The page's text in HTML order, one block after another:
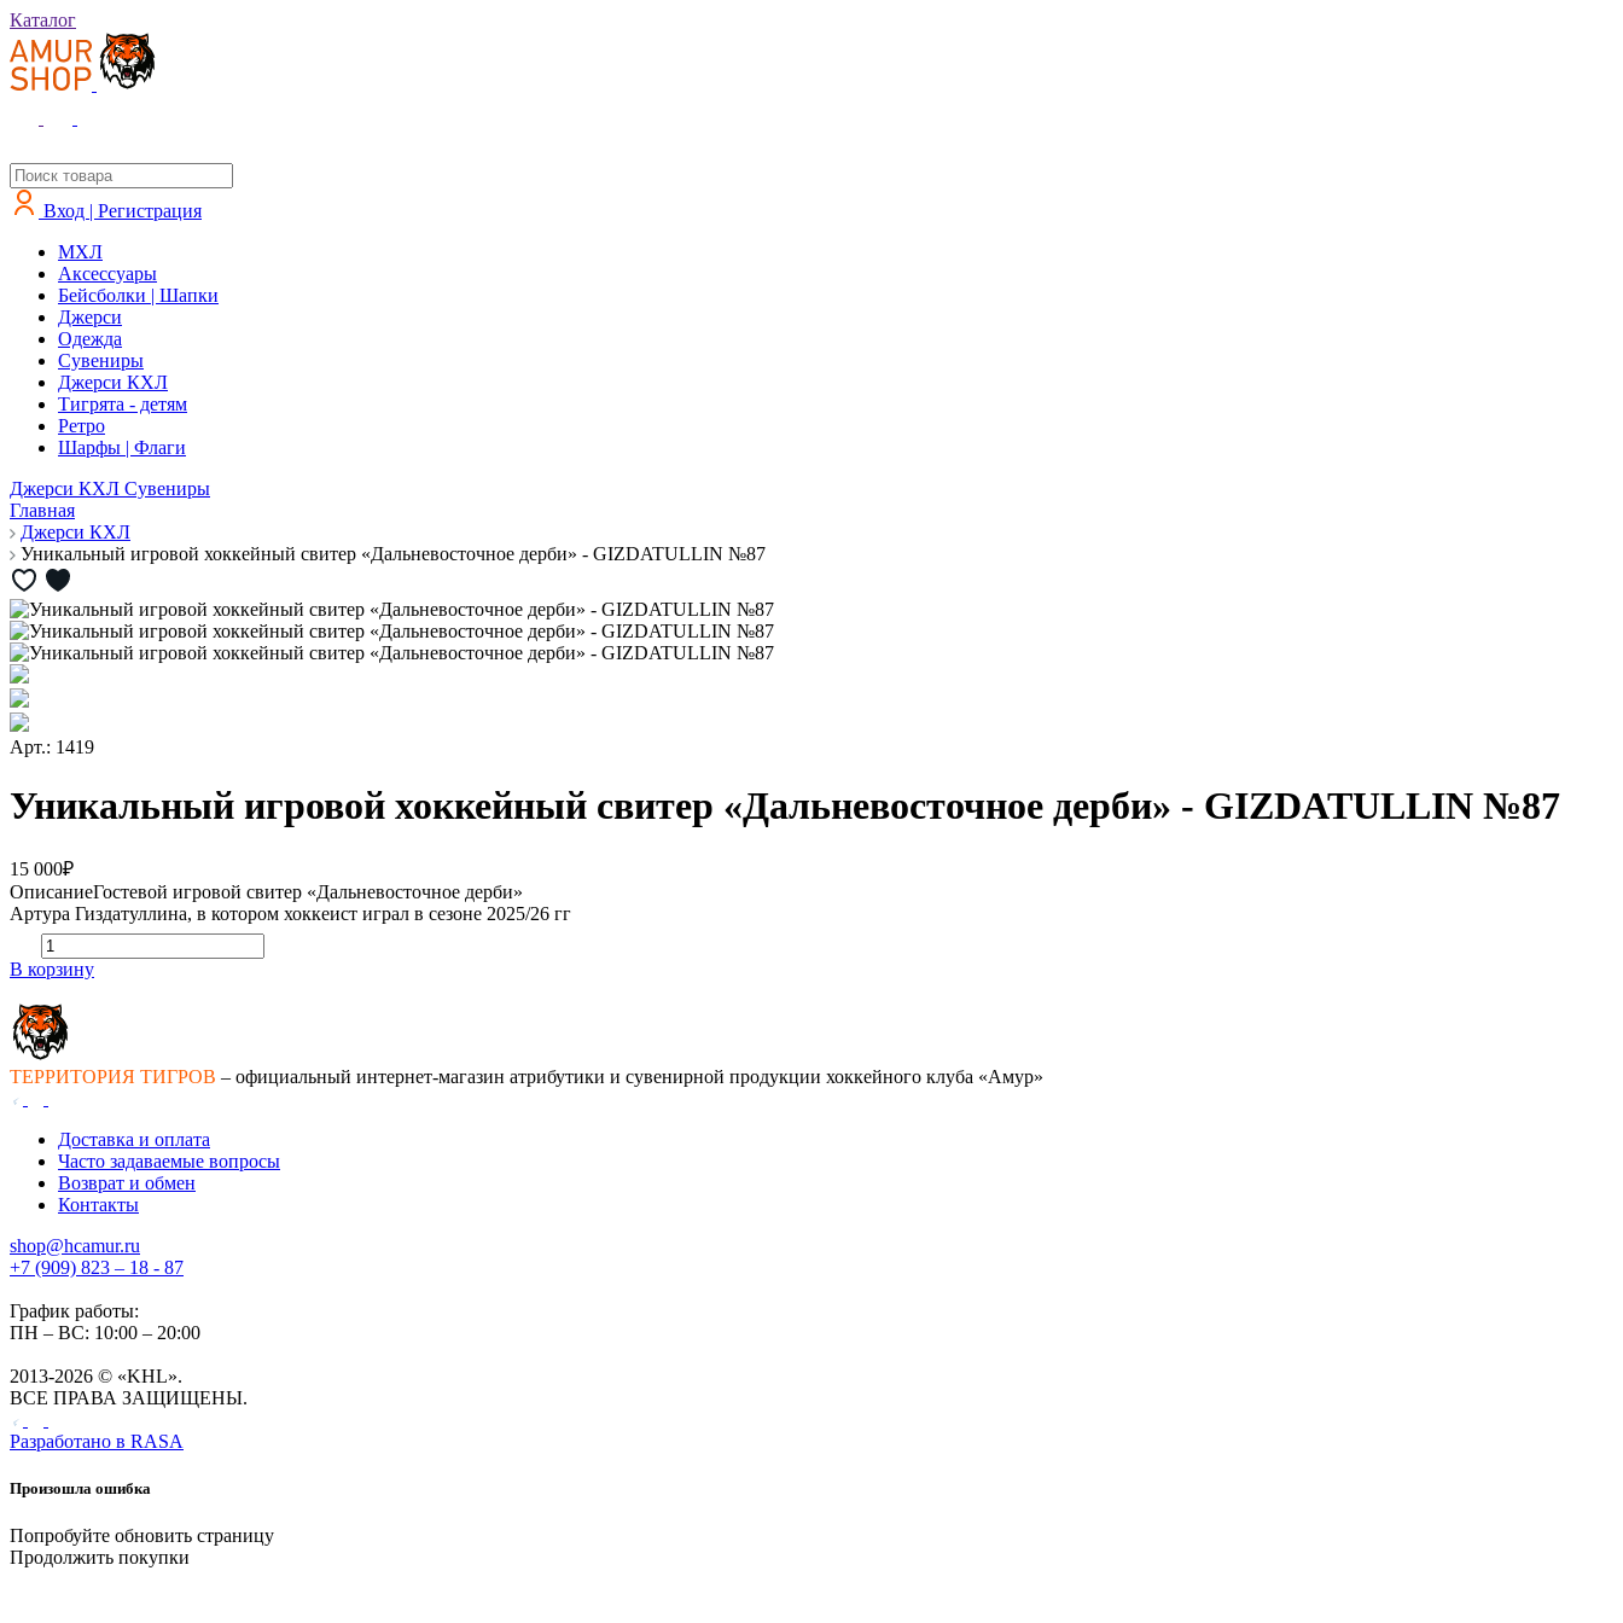
Каталог
Вход | Регистрация
MXЛ
Аксессуары
Бейсболки | Шапки
Джерси
Одежда
Сувениры
Джерси КХЛ
Тигрята - детям
Ретро
Шарфы | Флаги
Джерси КХЛ Сувениры
Главная
Джерси КХЛ
Уникальный игровой хоккейный свитер «Дальневосточное дерби» - GIZDATULLIN №87
Арт.: 1419
Уникальный игровой хоккейный свитер «Дальневосточное дерби» - GIZDATULLIN №87
15 000₽
ОписаниеГостевой игровой свитер «Дальневосточное дерби»
Артура Гиздатуллина, в котором хоккеист играл в сезоне 2025/26 гг
В корзину
ТЕРРИТОРИЯ ТИГРОВ – официальный интернет-магазин атрибутики и сувенирной продукции хоккейного клуба «Амур»
Доставка и оплата
Часто задаваемые вопросы
Возврат и обмен
Контакты
shop@hcamur.ru
+7 (909) 823 – 18 - 87
График работы:
ПН – ВС: 10:00 – 20:00
2013-2026 © «KHL».
ВСЕ ПРАВА ЗАЩИЩЕНЫ.
Разработано в RASA
Произошла ошибка
Попробуйте обновить страницу
Продолжить покупки